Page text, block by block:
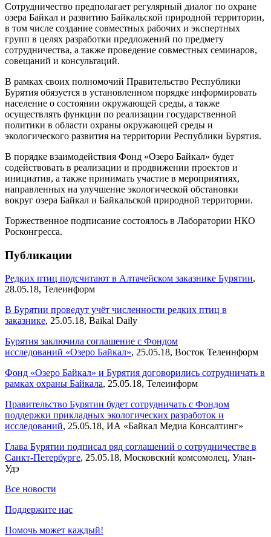
Сотрудничество предполагает регулярный диалог по охране
озера Байкал и развитию Байкальской природной территории,
в том числе создание совместных рабочих и экспертных
групп в целях разработки предложений по предмету
сотрудничества, а также проведение совместных семинаров,
совещаний и консультаций.
В рамках своих полномочий Правительство Республики
Бурятия обязуется в установленном порядке информировать
население о состоянии окружающей среды, а также
осуществлять функции по реализации государственной
политики в области охраны окружающей среды и
экологического развития на территории Республики Бурятия.
В порядке взаимодействия Фонд «Озеро Байкал» будет
содействовать в реализации и продвижении проектов и
инициатив, а также принимать участие в мероприятиях,
направленных на улучшение экологической обстановки
вокруг озера Байкал и Байкальской природной территории.
Торжественное подписание состоялось в Лаборатории НКО
Росконгресса.
Публикации
Редких птиц подсчитают в Алтачейском заказнике Бурятии,
28.05.18, Телеинформ
В Бурятии проведут учёт численности редких птиц в
заказнике, 25.05.18, Baikal Daily
Бурятия заключила соглашение с Фондом
исследований «Озеро Байкал», 25.05.18, Восток Телеинформ
Фонд «Озеро Байкал» и Бурятия договорились сотрудничать в
рамках охраны Байкала, 25.05.18, Телеинформ
Правительство Бурятии будет сотрудничать с Фондом
поддержки прикладных экологических разработок и
исследований, 25.05.18, ИА «Байкал Медиа Консалтинг»
Глава Бурятии подписал ряд соглашений о сотрудничестве в
Санкт-Петербурге, 25.05.18, Московский комсомолец, Улан-
Удэ
Все новости
Поддержите нас
Помочь может каждый!